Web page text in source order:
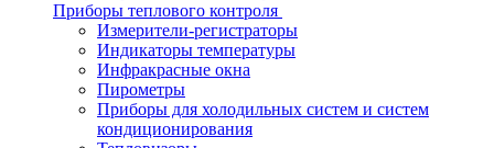
Приборы теплового контроля
Измерители-регистраторы
Индикаторы температуры
Инфракрасные окна
Пирометры
Приборы для холодильных систем и систем
кондиционирования